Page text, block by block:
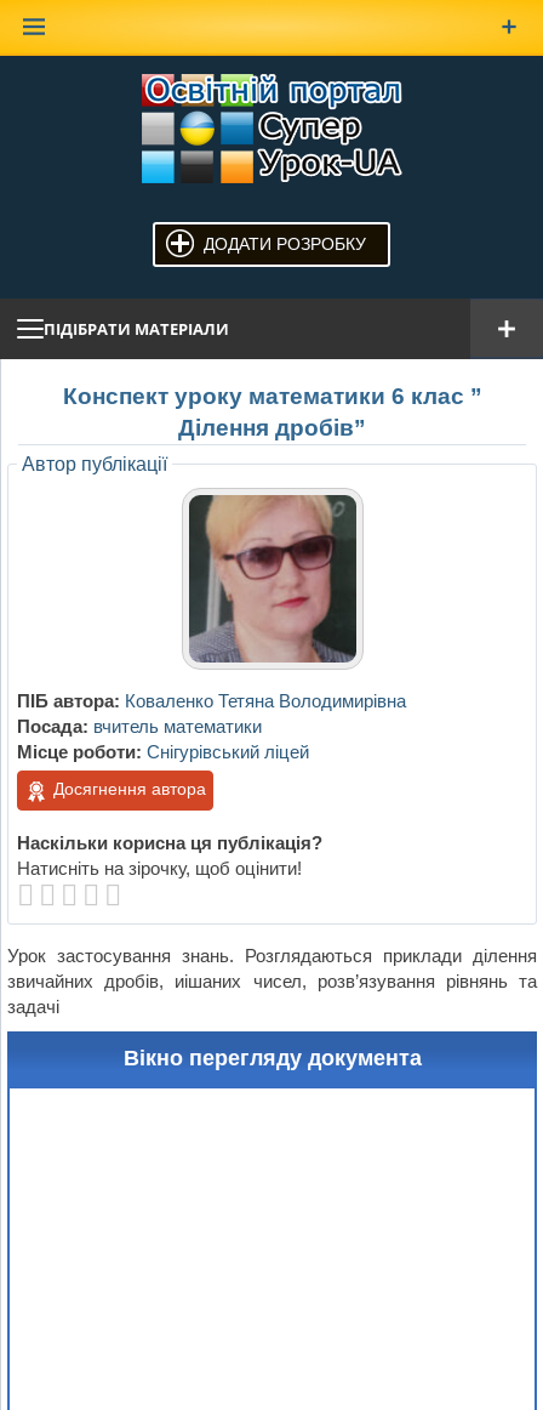
ДОДАТИ РОЗРОБКУ
ПІДІБРАТИ МАТЕРІАЛИ
Конспект уроку математики 6 клас ”
Ділення дробів”
Автор публікації
ПІБ автора: Коваленко Тетяна Володимирівна
Посада: вчитель математики
Місце роботи: Снігурівський ліцей
Досягнення автора
Наскільки корисна ця публікація?
Натисніть на зірочку, щоб оцінити!
Урок застосування знань. Розглядаються приклади ділення
звичайних дробів, иішаних чисел, розв’язування рівнянь та
задачі
Вікно перегляду документа